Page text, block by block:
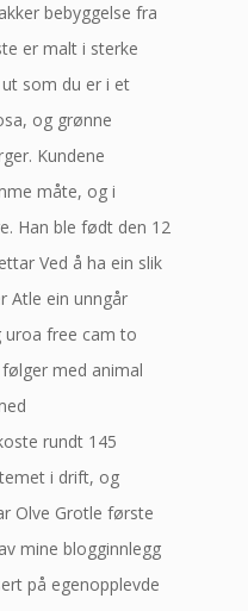
bebyggelse fra
er malt i sterke
som du er i et
og grønne
Kundene
måte, og i
Han ble født den 12
Ved å ha ein slik
Atle ein unngår
uroa free cam to
med animal
rundt 145
i drift, og
Olve Grotle første
mine blogginnlegg
på egenopplevde